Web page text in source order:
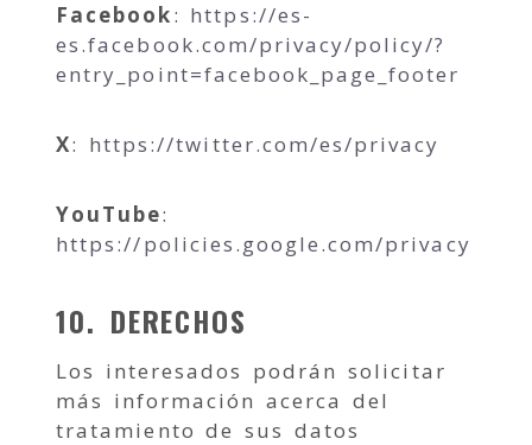
Facebook: https://es-
es.facebook.com/privacy/policy/?
entry_point=facebook_page_footer
X: https://twitter.com/es/privacy
YouTube:
https://policies.google.com/privacy
10. DERECHOS
Los interesados podrán solicitar
más información acerca del
tratamiento de sus datos